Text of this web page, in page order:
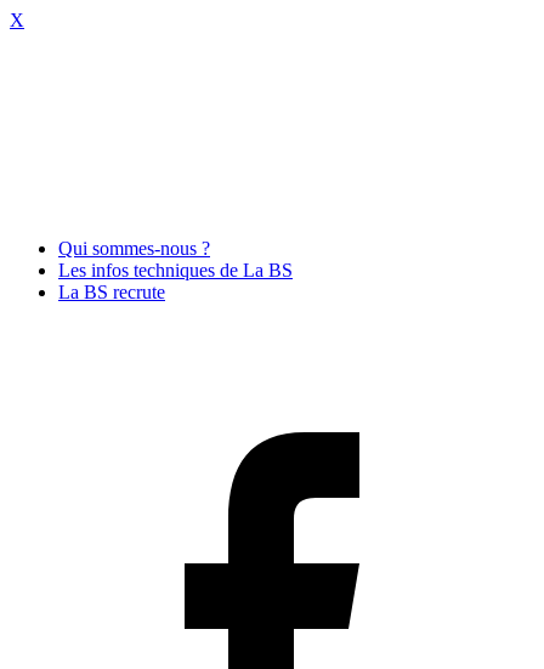
X
Qui sommes-nous ?
Les infos techniques de La BS
La BS recrute